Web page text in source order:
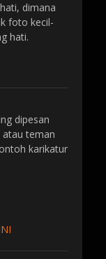
dimana
foto kecil-
hati.
dipesan
atau teman
karikatur